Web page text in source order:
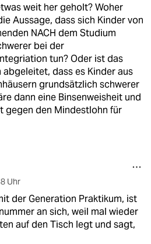
weit her geholt? Woher
Aussage, dass sich Kinder von
NACH dem Studium
bei der
tun? Oder ist das
dass es Kinder aus
grundsätzlich schwerer
dann eine Binsenweisheit und
gegen den Mindestlohn für
Uhr
der Generation Praktikum, ist
an sich, weil mal wieder
auf den Tisch legt und sagt,